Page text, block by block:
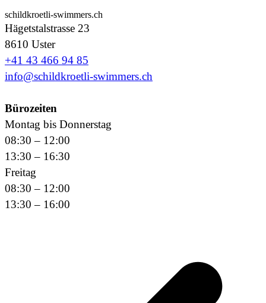
schildkroetli-swimmers.ch
Hägetstalstrasse 23
8610 Uster
+41 43 466 94 85
info@schildkroetli-swimmers.ch
Bürozeiten
Montag bis Donnerstag
08:30 – 12:00
13:30 – 16:30
Freitag
08:30 – 12:00
13:30 – 16:00